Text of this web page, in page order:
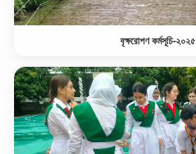
বৃক্ষরোপণ কর্মসূচি-২০২৫